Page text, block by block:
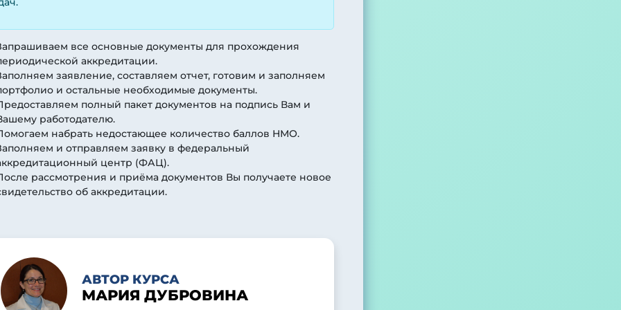
все основные документы для прохождения
аккредитации.
заявление, составляем отчет, готовим и заполняем
и остальные необходимые документы.
полный пакет документов на подпись Вам и
работодателю.
набрать недостающее количество баллов НМО.
и отправляем заявку в федеральный
центр (ФАЦ).
рассмотрения и приёма документов Вы получаете новое
об аккредитации.
АВТОР КУРСА
МАРИЯ ДУБРОВИНА